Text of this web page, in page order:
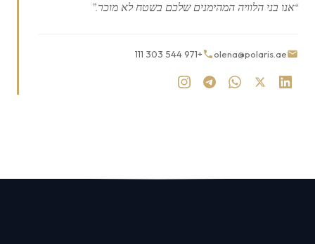
“אנו בני הלוויה המהימנים שלכם בשטח לא מוכר.”
olena@polaris.ae
+971 544 303 111